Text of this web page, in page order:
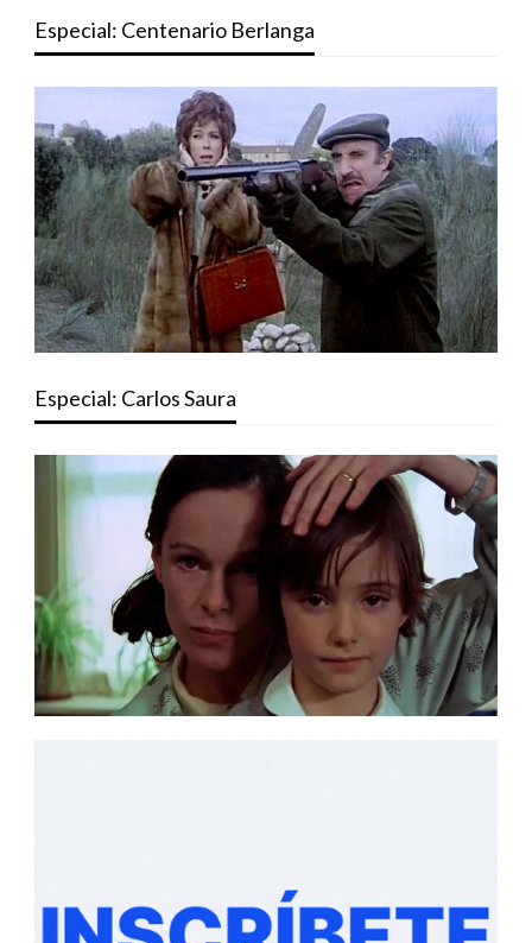
Especial: Centenario Berlanga
Especial: Carlos Saura